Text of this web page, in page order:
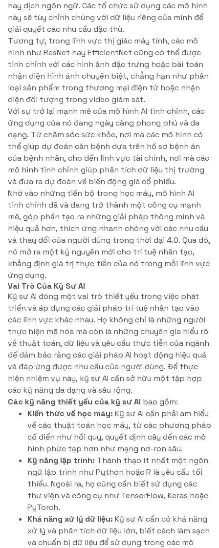
hay dịch ngôn ngữ. Các tổ chức sử dụng các mô hình
này sẽ tùy chỉnh chúng với dữ liệu riêng của mình để
giải quyết các nhu cầu đặc thù.
Tương tự, trong lĩnh vực thị giác máy tính, các mô
hình như ResNet hay EfficientNet cũng có thể được
tinh chỉnh với các hình ảnh đặc trưng hoặc bài toán
nhận diện hình ảnh chuyên biệt, chẳng hạn như phân
loại sản phẩm trong thương mại điện tử hoặc nhận
diện đối tượng trong video giám sát.
Với sự trở lại mạnh mẽ của mô hình AI tinh chỉnh, các
ứng dụng của nó đang ngày càng phong phú và đa
dạng. Từ chăm sóc sức khỏe, nơi mà các mô hình có
thể giúp dự đoán căn bệnh dựa trên hồ sơ bệnh án
của bệnh nhân, cho đến lĩnh vực tài chính, nơi mà các
mô hình tinh chỉnh giúp phân tích dữ liệu thị trường
và đưa ra dự đoán về biến động giá cổ phiếu.
Nhờ vào những tiến bộ trong học máy, mô hình AI
tinh chỉnh đã và đang trở thành một công cụ mạnh
mẽ, góp phần tạo ra những giải pháp thông minh và
hiệu quả hơn, thích ứng nhanh chóng với các nhu cầu
và thay đổi của người dùng trong thời đại 4.0. Qua đó,
nó mở ra một kỷ nguyên mới cho trí tuệ nhân tạo,
khẳng định giá trị thực tiễn của nó trong mỗi lĩnh vực
ứng dụng.
Vai Trò Của Kỹ Sư AI
Kỹ sư AI đóng một vai trò thiết yếu trong việc phát
triển và áp dụng các giải pháp trí tuệ nhân tạo vào
các lĩnh vực khác nhau. Họ không chỉ là những người
thực hiện mã hóa mà còn là những chuyên gia hiểu rõ
về thuật toán, dữ liệu và yêu cầu thực tiễn của ngành
để đảm bảo rằng các giải pháp AI hoạt động hiệu quả
và đáp ứng được nhu cầu của người dùng. Để thực
hiện nhiệm vụ này, kỹ sư AI cần sở hữu một tập hợp
các kỹ năng đa dạng và sâu rộng.
Các kỹ năng thiết yếu của kỹ sư AI bao gồm:
Kiến thức về học máy: Kỹ sư AI cần phải am hiểu
về các thuật toán học máy, từ các phương pháp
cổ điển như hồi quy, quyết định cây đến các mô
hình phức tạp hơn như mạng nơ-ron sâu.
Kỹ năng lập trình: Thành thạo ít nhất một ngôn
ngữ lập trình như Python hoặc R là yêu cầu tối
thiểu. Ngoài ra, họ cũng cần biết sử dụng các
thư viện và công cụ như TensorFlow, Keras hoặc
PyTorch.
Khả năng xử lý dữ liệu: Kỹ sư AI cần có khả năng
xử lý và phân tích dữ liệu lớn, biết cách làm sạch
và chuẩn bị dữ liệu để sử dụng trong các mô